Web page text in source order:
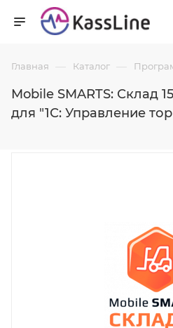
Главная — Каталог —
Mobile SMARTS: Склад
для "1С: Управление